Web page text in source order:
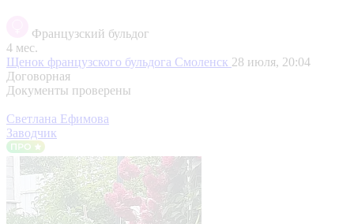
Французский бульдог
4 мес.
Щенок французского бульдога Смоленск 28 июля, 20:04
Договорная
Документы проверены
Светлана Ефимова
Заводчик